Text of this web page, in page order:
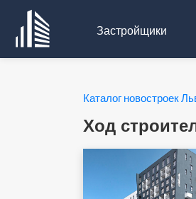
Застройщики
Каталог новостроек
Ход